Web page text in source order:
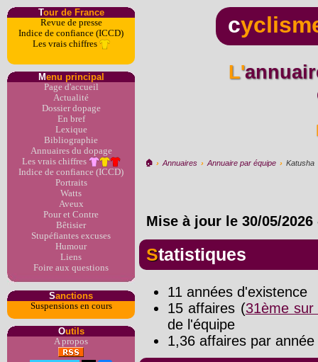
Tour de France
Revue de presse
Indice de confiance (ICCD)
Les vrais chiffres
Menu principal
Page d'accueil
Actualité
Dossier dopage
En bref
Lexique
Bibliographie
Annuaires du dopage
Les vrais chiffres
Indice de confiance (ICCD)
Portraits
Watts
Aveux
Pour et Contre
Bêtisier
Stupéfiantes excuses
Humour
Liens
Foire aux questions
Sanctions
Suspensions en cours
Outils
A propos
c
L'annuaire du dopage par
🏠︎ › Annuaires › Annuaire par équipe › Katusha
Mise à jour le 30/05/2026
Statistiques
11 années d'existence
15 affaires (31ème sur
de l'équipe
1,36 affaires par